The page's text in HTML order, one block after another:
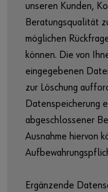
unseren Kunden,
Beratungsqualität
möglichen
können. Die von
eingegebenen
zur Löschung
Datenspeicherung
abgeschlossener
Ausnahme hiervon
Ergänzende